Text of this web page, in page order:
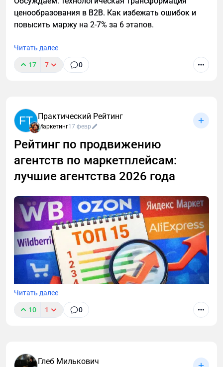
ценообразования в B2B. Как избежать ошибок и
повысить маржу на 2-7% за 6 этапов.
Читать далее
17 7 0
FT Практический Рейтинг
Маркетинг17 февр
Рейтинг по продвижению
агентств по маркетплейсам:
лучшие агентства 2026 года
Читать далее
10 1 0
Глеб Милькович